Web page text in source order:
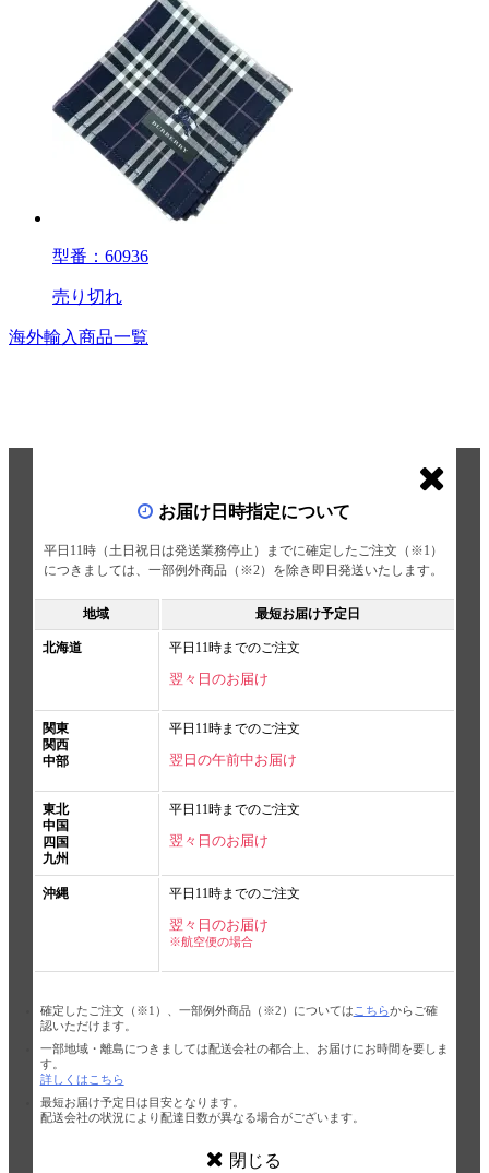
型番：60936
売り切れ
海外輸入商品一覧
お届け日時指定について
平日11時（土日祝日は発送業務停止）までに確定したご注文（※1）
につきましては、一部例外商品（※2）を除き即日発送いたします。
地域 最短お届け予定日
北海道 平日11時までのご注文
翌々日のお届け
関東
関西
中部
平日11時までのご注文
翌日の午前中お届け
東北
中国
四国
九州
平日11時までのご注文
翌々日のお届け
沖縄 平日11時までのご注文
翌々日のお届け
※航空便の場合
確定したご注文（※1）、一部例外商品（※2）については こちらからご確
認いただけます。
一部地域・離島につきましては配送会社の都合上、お届けにお時間を要しま
す。
詳しくはこちら
最短お届け予定日は目安となります。
配送会社の状況により配達日数が異なる場合がございます。
閉じる